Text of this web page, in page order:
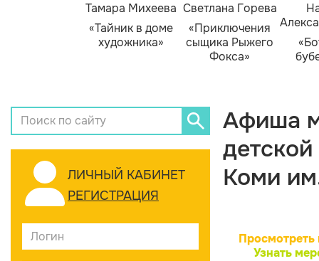
Тамара Михеева
«Тайник в доме
художника»
Светлана Горева
«Приключения
сыщика Рыжего
Фокса»
ЛИЧНЫЙ КАБИНЕТ
РЕГИСТРАЦИЯ
Афиша
Коми
Просмотреть
Узнать